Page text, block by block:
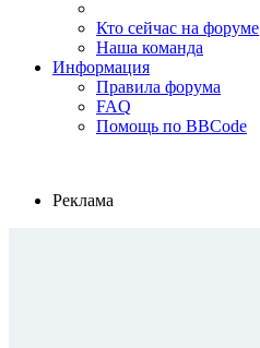
Кто сейчас на форуме
Наша команда
Информация
Правила форума
FAQ
Помощь по BBCode
Реклама